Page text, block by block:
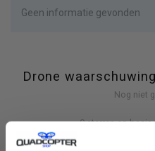
Geen informatie gevonden
Drone
Nog niet
0 sterren op basis